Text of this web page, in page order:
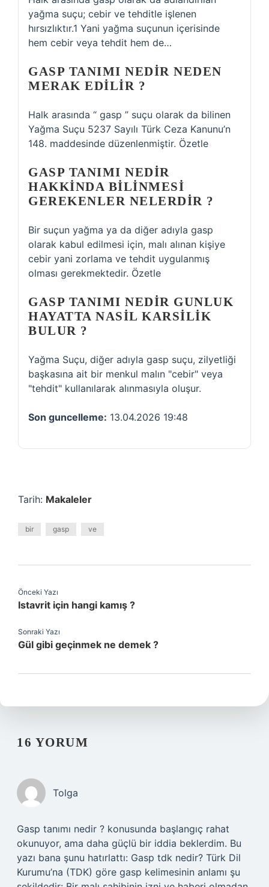
yağma suçu; cebir ve tehditle işlenen
hırsızlıktır.1 Yani yağma suçunun içerisinde
hem cebir veya tehdit hem de…
GASP TANIMI NEDIR NEDEN
MERAK EDILIR ?
Halk arasında “ gasp ” suçu olarak da bilinen
Yağma Suçu 5237 Sayılı Türk Ceza Kanunu’n
148. maddesinde düzenlenmiştir. Özetle
GASP TANIMI NEDIR
HAKKINDA BILINMESI
GEREKENLER NELERDIR ?
Bir suçun yağma ya da diğer adıyla gasp
olarak kabul edilmesi için, malı alınan kişiye
cebir yani zorlama ve tehdit uygulanmış
olması gerekmektedir. Özetle
GASP TANIMI NEDIR GUNLUK
HAYATTA NASIL KARSILIK
BULUR ?
Yağma Suçu, diğer adıyla gasp suçu, zilyetliği
başkasına ait bir menkul malın "cebir" veya
"tehdit" kullanılarak alınmasıyla oluşur.
Son guncelleme: 13.04.2026 19:48
Tarih: Makaleler
bir gasp ve
Önceki Yazı
Istavrit için hangi kamış ?
Sonraki Yazı
Gül gibi geçinmek ne demek ?
16 YORUM
Tolga
Gasp tanımı nedir ? konusunda başlangıç rahat
okunuyor, ama daha güçlü bir iddia beklerdim. Bu
yazı bana şunu hatırlattı: Gasp tdk nedir? Türk Dil
Kurumu’na (TDK) göre gasp kelimesinin anlamı şu